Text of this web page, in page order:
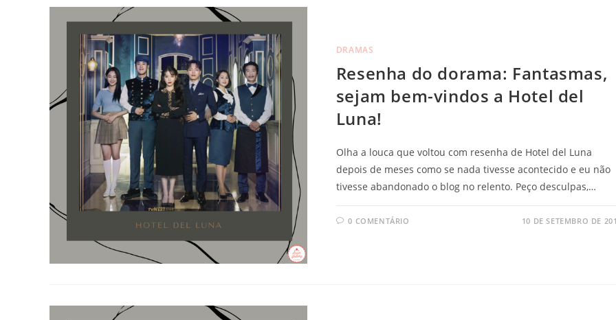
DRAMAS
Resenha do dorama: Fantasmas,
sejam bem-vindos a Hotel del
Luna!
Olha a louca que voltou com resenha de Hotel del Luna
depois de meses como se nada tivesse acontecido e eu não
tivesse abandonado o blog no relento. Peço desculpas,…
0 COMENTÁRIO 10 DE SETEMBRO DE